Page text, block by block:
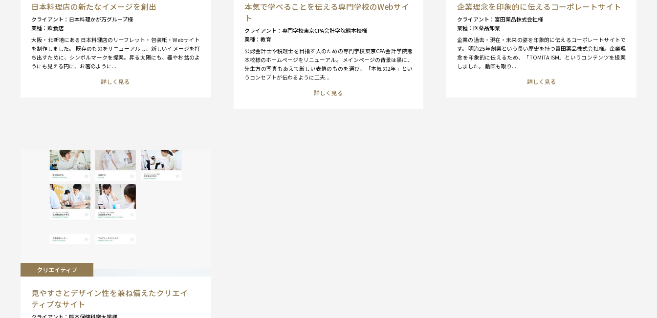
日本料理店の新たなイメージを創出
クライアント
日本料理かが万グループ様
業種
飲食店
大阪・北新地にある日本料理店のリーフレット・包装紙・Webサイト
を制作しました。 既存のものをリニューアルし、新しいイメージを打
ち出すために、シンボルマークを提案。昇る太陽にも、器やお盆のよ
うにも見える円に、お箸のように...
詳しく見る
本気で学べることを伝える専門学校のWebサイ
ト
クライアント
専門学校東京CPA会計学院熊本校様
業種
教育
公認会計士や税理士を目指す人のための専門学校東京CPA会計学院熊
本校様のホームページをリニューアル。 メインページの背景は黒に、
先生方の写真もあえて厳しい表情のものを選び、「本気の2年」とい
うコンセプトが伝わるように工夫...
詳しく見る
企業理念を印象的に伝えるコーポレートサイト
クライアント
富田薬品株式会社様
業種
医薬品卸業
企業の過去・現在・未来の姿を印象的に伝えるコーポレートサイトで
す。 明治25年創業という長い歴史を持つ富田薬品株式会社様。企業理
念を印象的に伝えるため、「TOMITA ISM」というコンテンツを提案
しました。 動画も取り...
詳しく見る
クリエイティブ
見やすさとデザイン性を兼ね備えたクリエイ
ティブなサイト